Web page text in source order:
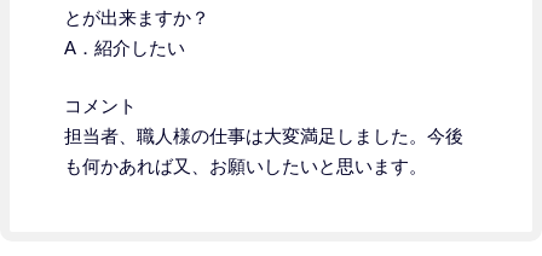
とが出来ますか？
A．紹介したい
コメント
担当者、職人様の仕事は大変満足しました。今後
も何かあれば又、お願いしたいと思います。